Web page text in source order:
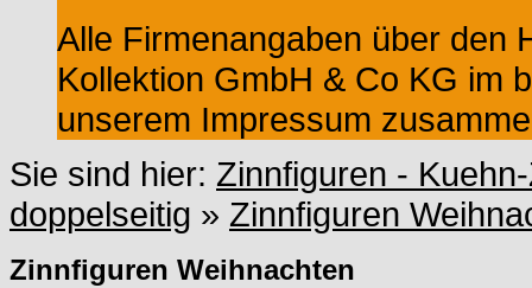
Alle Firmenangaben über den
Kollektion GmbH & Co KG im
unserem Impressum
Sie sind hier: Zinnfiguren -
doppelseitig » Zinnfiguren
Zinnfiguren Weihnachten